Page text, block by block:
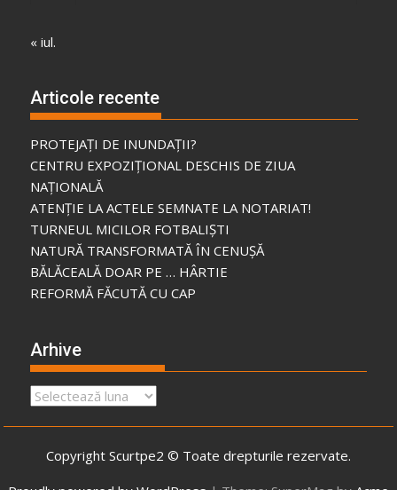
« iul.
Articole recente
PROTEJAȚI DE INUNDAȚII?
CENTRU EXPOZIȚIONAL DESCHIS DE ZIUA
NAȚIONALĂ
ATENȚIE LA ACTELE SEMNATE LA NOTARIAT!
TURNEUL MICILOR FOTBALIȘTI
NATURĂ TRANSFORMATĂ ÎN CENUȘĂ
BĂLĂCEALĂ DOAR PE … HÂRTIE
REFORMĂ FĂCUTĂ CU CAP
Arhive
Arhive
Copyright Scurtpe2 © Toate drepturile rezervate.